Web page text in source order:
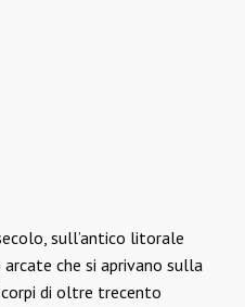
sull’antico litorale
che si aprivano sulla
di oltre trecento